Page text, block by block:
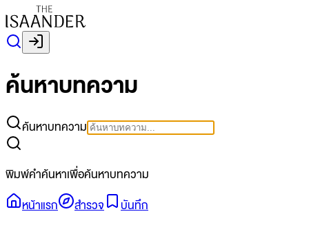
ค้นหาบทความ
ค้นหาบทความ
พิมพ์คำค้นหาเพื่อค้นหาบทความ
หน้าแรก
สำรวจ บันทึก